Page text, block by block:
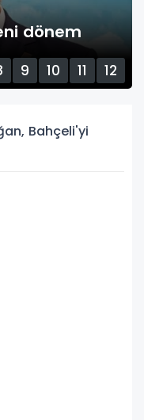
dönem
9 10 11
12
Bahçeli'yi